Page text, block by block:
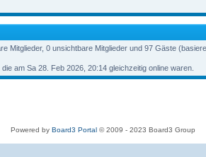
Mitglieder, 0 unsichtbare Mitglieder und 97 Gäste
am Sa 28. Feb 2026, 20:14 gleichzeitig online waren.
Powered by Board3 Portal© 2009 - 2023 Board3 Group